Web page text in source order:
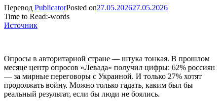
Перевод PublicatorPosted on27.05.202627.05.2026
Time to Read:-words
Источник
Опросы в авторитарной стране — штука тонкая. В прошлом
месяце центр опросов «Левада» получил цифры: 62% россиян
— за мирные переговоры с Украиной. И только 27% хотят
продолжать войну. Можно только гадать, каким был бы
реальный результат, если бы люди не боялись.